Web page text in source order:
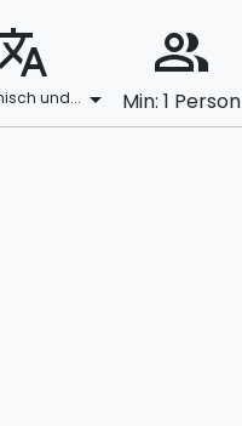
und... arrow_drop_down
people_alt
Min: 1 Person